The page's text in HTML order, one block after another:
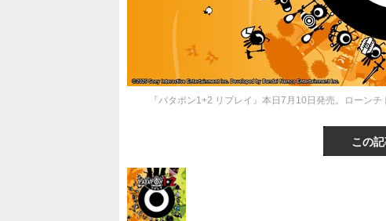
『パタポン1+2 リプレイ』本日7月10日発売。ローン
この